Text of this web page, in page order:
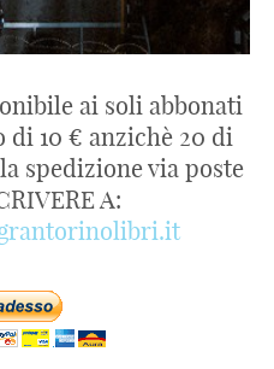
ai soli abbonati
di 10 € anzichè 20 di
spedizione via poste
A: